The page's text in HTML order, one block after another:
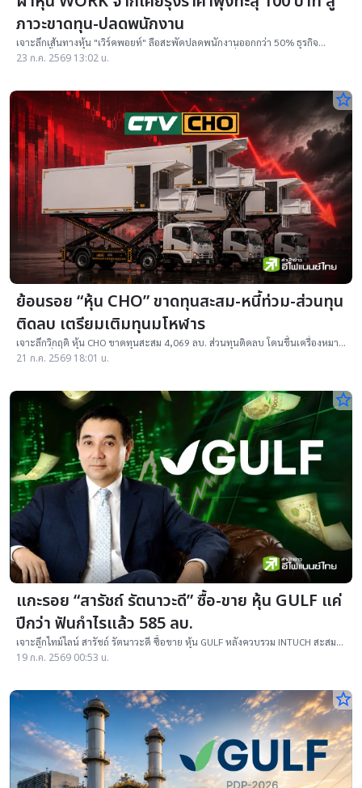
ภาวะขาดทุน-ปลดพนักงาน
เจาะลึกเส้นทางหุ้น "เวิร์คพอยท์" ลือสะพัดปลดพนักงานออกกว่า 50% ธุรกิจ
ขาดทุนตั้งแต่ปี 67 ยันไตรมาส 1/69 กูรูคาดติดลบต่อเนื่อง ย้อนรอยราคาหุ้นจาก
23 ก.ค. 2569 13:02 น.
star_border
ย้อนรอย “หุ้น CHO” ขาดทุนสะสม-หนี้ท่วม-ส่วนทุน
ติดลบ เตรียมเติมทุนมโหฬาร
เจาะลึกวิกฤติ หุ้น CHO ขาดทุนสะสม 4,069 ลบ. ส่วนทุนติดลบ โดนขึ้นเครื่องหมาย
NC-SP เสี่ยงถูกเพิกถอน พร้อมกางแผนเพิ่มทุน PP
21 ก.ค. 2569 18:01 น.
star_border
แกะรอย “สารัชถ์ รัตนาวะดี” ซื้อ-ขาย หุ้น GULF แค่
ปีกว่า ฟันกำไรแล้ว 585 ลบ.
เจาะลึกไทม์ไลน์ สารัชถ์ รัตนาวะดี ซื้อขาย หุ้น GULF หลังควบรวม INTUCH สะสม
19 ครั้ง กวาดกำไรเงินสดเข้ากระเป๋า 585 ลบ. แถมมีกำไรในจอรออยู่อีกกว่า 1,159
19 ก.ค. 2569 00:53 น.
star_border